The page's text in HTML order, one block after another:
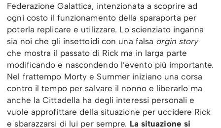
Federazione Galattica, intenzionata a scoprire ad
ogni costo il funzionamento della sparaporta per
poterla replicare e utilizzare. Lo scienziato inganna
sia noi che gli insettoidi con una falsa orgin story
che mostra il passato di Rick ma in larga parte
modificando e nascondendo l’evento più importante.
Nel frattempo Morty e Summer iniziano una corsa
contro il tempo per salvare il nonno e liberarlo ma
anche la Cittadella ha degli interessi personali e
vuole approfittare della situazione per uccidere Rick
e sbarazzarsi di lui per sempre. La situazione si